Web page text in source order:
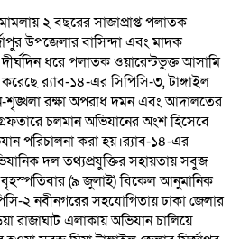
২ বছরের সাজাপ্রাপ্ত পলাতক
উপজেলার বাসিন্দা এবং মাদক
ধরে পলাতক ওয়ারেন্টভুক্ত আসামি
র‌্যাব-১৪-এর সিপিসি-৩, টাঙ্গাইল
শৃঙ্খলা রক্ষা অপরাধ দমন এবং আদালতের
চলমান অভিযানের অংশ হিসেবে
পরিচালনা করা হয়।র‌্যাব-১৪-এর
দল তথ্যপ্রযুক্তির সহায়তায় সবুজ
বৃহস্পতিবার (৯ জুলাই) বিকেল আনুমানিক
২ নবীনগরের সহযোগিতায় ঢাকা জেলার
রাজাঘাট এলাকায় অভিযান চালিয়ে